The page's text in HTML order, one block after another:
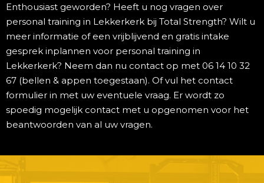
Enthousiast geworden? Heeft u nog vragen over
personal training in Lekkerkerk bij Total Strength? Wilt u
meer informatie of een vrijblijvend en gratis intake
gesprek inplannen voor personal training in
Lekkerkerk? Neem dan nu contact op met 06 14 10 32
67 (bellen & appen toegestaan). Of vul het contact
formulier in met uw eventuele vraag. Er wordt zo
spoedig mogelijk contact met u opgenomen voor het
beantwoorden van al uw vragen.